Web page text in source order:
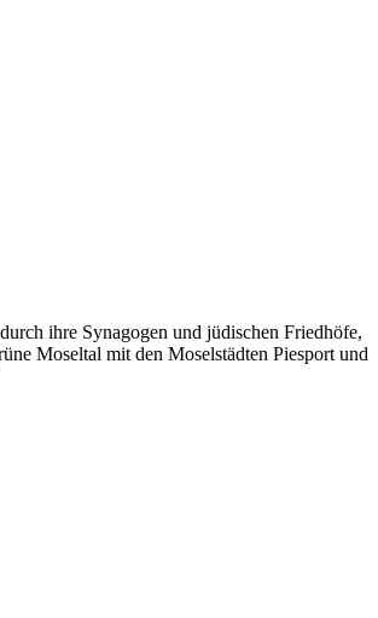
ihre Synagogen und jüdischen Friedhöfe,
Moseltal mit den Moselstädten Piesport und